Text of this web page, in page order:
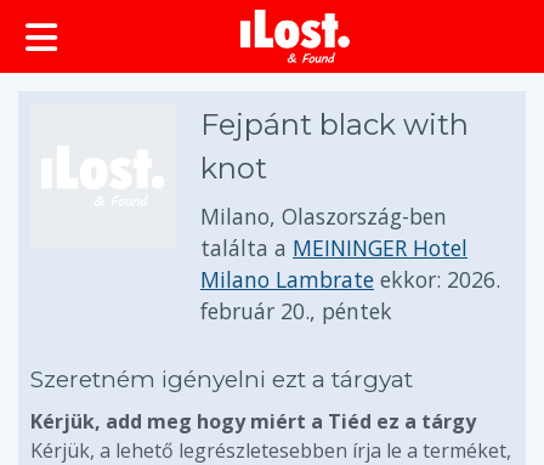
Fejpánt black with
knot
Milano, Olaszország-ben
találta a MEININGER Hotel
Milano Lambrate ekkor: 2026.
február 20., péntek
Szeretném igényelni ezt a tárgyat
Kérjük, add meg hogy miért a Tiéd ez a tárgy
Kérjük, a lehető legrészletesebben írja le a terméket,